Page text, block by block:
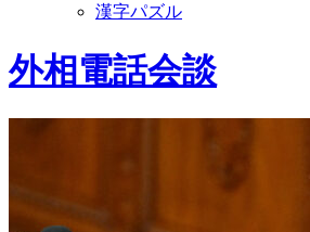
漢字パズル
外相電話会談